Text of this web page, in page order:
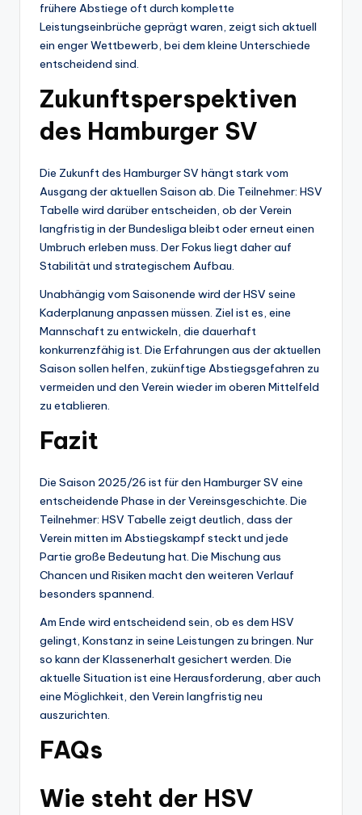
frühere Abstiege oft durch komplette
Leistungseinbrüche geprägt waren, zeigt sich aktuell
ein enger Wettbewerb, bei dem kleine Unterschiede
entscheidend sind.
Zukunftsperspektiven
des Hamburger SV
Die Zukunft des Hamburger SV hängt stark vom
Ausgang der aktuellen Saison ab. Die Teilnehmer: HSV
Tabelle wird darüber entscheiden, ob der Verein
langfristig in der Bundesliga bleibt oder erneut einen
Umbruch erleben muss. Der Fokus liegt daher auf
Stabilität und strategischem Aufbau.
Unabhängig vom Saisonende wird der HSV seine
Kaderplanung anpassen müssen. Ziel ist es, eine
Mannschaft zu entwickeln, die dauerhaft
konkurrenzfähig ist. Die Erfahrungen aus der aktuellen
Saison sollen helfen, zukünftige Abstiegsgefahren zu
vermeiden und den Verein wieder im oberen Mittelfeld
zu etablieren.
Fazit
Die Saison 2025/26 ist für den Hamburger SV eine
entscheidende Phase in der Vereinsgeschichte. Die
Teilnehmer: HSV Tabelle zeigt deutlich, dass der
Verein mitten im Abstiegskampf steckt und jede
Partie große Bedeutung hat. Die Mischung aus
Chancen und Risiken macht den weiteren Verlauf
besonders spannend.
Am Ende wird entscheidend sein, ob es dem HSV
gelingt, Konstanz in seine Leistungen zu bringen. Nur
so kann der Klassenerhalt gesichert werden. Die
aktuelle Situation ist eine Herausforderung, aber auch
eine Möglichkeit, den Verein langfristig neu
auszurichten.
FAQs
Wie steht der HSV